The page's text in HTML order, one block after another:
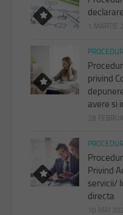
1 MARTIE
PROCEDURI
privind
avere si
28
PROCEDURI
Privind
servicii/
directa
10 MAI